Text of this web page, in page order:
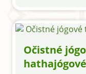
Očistné